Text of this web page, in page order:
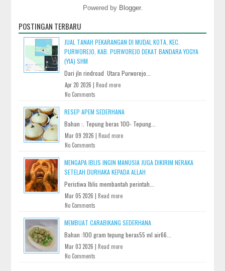
Powered by Blogger.
POSTINGAN TERBARU
JUAL TANAH PEKARANGAN DI MUDAL KOTA, KEC.
PURWOREJO, KAB. PURWOREJO DEKAT BANDARA YOGYA
(YIA) SHM
Dari jln rindroad Utara Purworejo...
Apr 20 2026 |Read more
No Comments
RESEP APEM SEDERHANA
Bahan :. Tepung beras 100- Tepung...
Mar 09 2026 |Read more
No Comments
MENGAPA IBLIS INGIN MANUSIA JUGA DIKIRIM NERAKA
SETELAH DURHAKA KEPADA ALLAH
Peristiwa Iblis membantah perintah...
Mar 05 2026 |Read more
No Comments
MEMBUAT CARABIKANG SEDERHANA
Bahan :100 gram tepung beras55 ml air66...
Mar 03 2026 |Read more
No Comments